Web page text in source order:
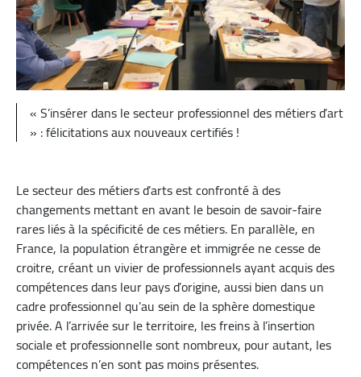
« S’insérer dans le secteur professionnel des métiers d’art
» : félicitations aux nouveaux certifiés !
Le secteur des métiers d’arts est confronté à des
changements mettant en avant le besoin de savoir-faire
rares liés à la spécificité de ces métiers. En parallèle, en
France, la population étrangère et immigrée ne cesse de
croitre, créant un vivier de professionnels ayant acquis des
compétences dans leur pays d’origine, aussi bien dans un
cadre professionnel qu’au sein de la sphère domestique
privée. A l’arrivée sur le territoire, les freins à l’insertion
sociale et professionnelle sont nombreux, pour autant, les
compétences n’en sont pas moins présentes.